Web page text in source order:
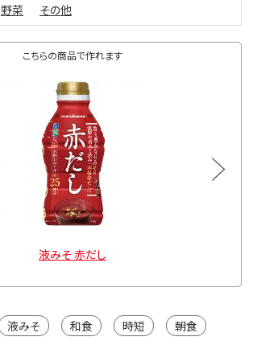
野菜 その他
こちらの商品で作れます
液みそ 赤だし
液みそ 和食 時短 朝食